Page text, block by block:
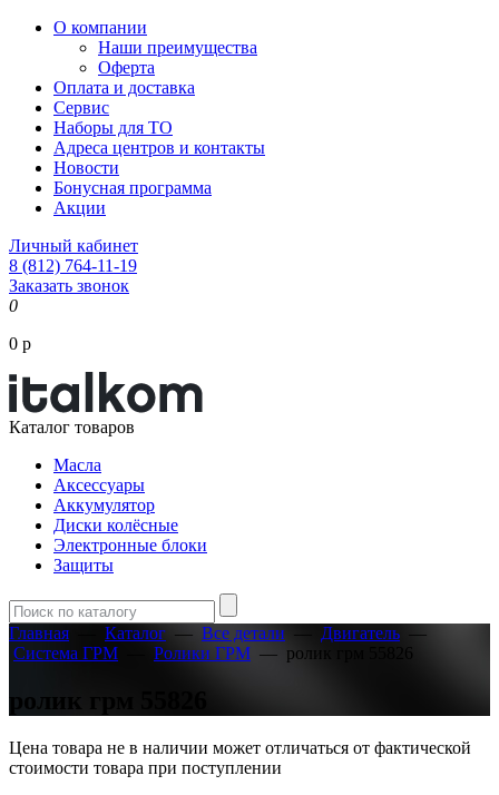
О компании
Наши преимущества
Оферта
Оплата и доставка
Сервис
Наборы для ТО
Адреса центров и контакты
Новости
Бонусная программа
Акции
Личный кабинет
8 (812) 764-11-19
Заказать звонок
0
0 р
Каталог товаров
Масла
Аксессуары
Аккумулятор
Диски колёсные
Электронные блоки
Защиты
Главная Каталог — Все детали — Двигатель —
Система ГРМ
Ролики ГРМ — ролик грм 55826
ролик грм 55826
Цена товара не в наличии может отличаться от фактической
стоимости товара при поступлении